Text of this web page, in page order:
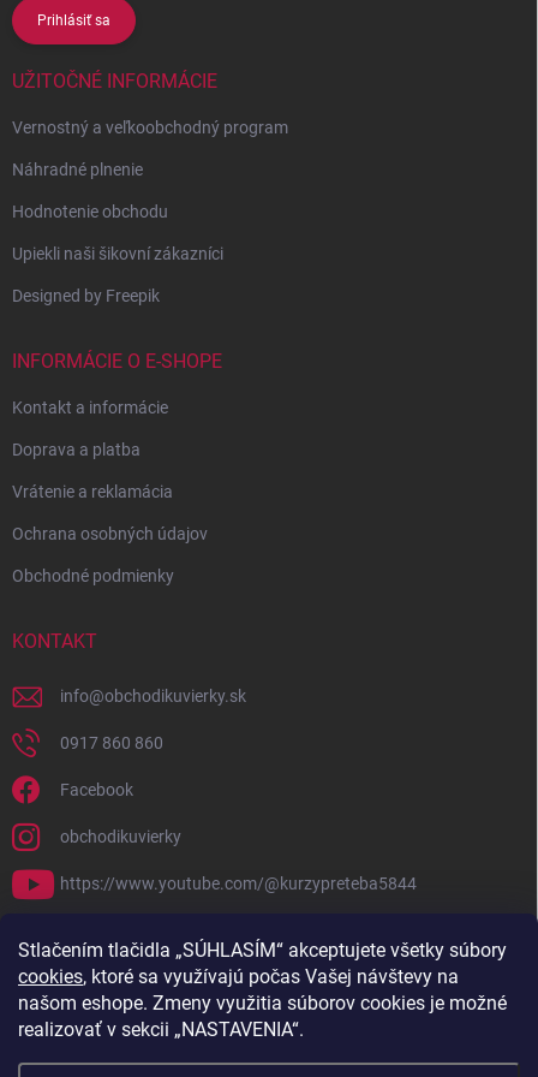
Stlačením tlačidla „SÚHLASÍM“ akceptujete všetky súbory
cookies, ktoré sa využívajú počas Vašej návštevy na
našom eshope. Zmeny využitia súborov cookies je možné
realizovať v sekcii „NASTAVENIA“.
Prihlásiť sa
UŽITOČNÉ INFORMÁCIE
Vernostný a veľkoobchodný program
Náhradné plnenie
Hodnotenie obchodu
Upiekli naši šikovní zákazníci
Designed by Freepik
INFORMÁCIE O E-SHOPE
Kontakt a informácie
Doprava a platba
Vrátenie a reklamácia
Ochrana osobných údajov
Obchodné podmienky
KONTAKT
info@obchodikuvierky.sk
0917 860 860
Facebook
obchodikuvierky
https://www.youtube.com/@kurzypreteba5844
PRIJÍMAME ONLINE PLATBY